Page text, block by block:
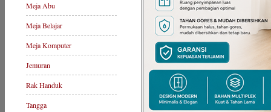
Meja Abu
Meja Belajar
Meja Komputer
Jemuran
Rak Handuk
Tangga